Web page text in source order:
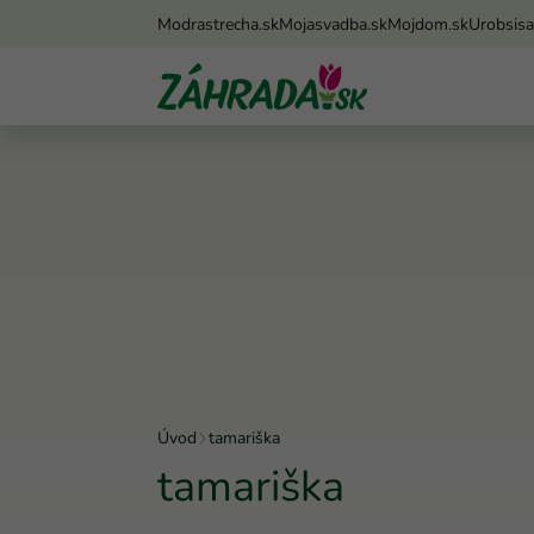
Modrastrecha.skMojasvadba.skMojdom.sk
Úvod tamariška
tamariška